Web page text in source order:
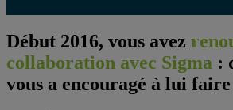
Début 2016, vous avez
collaboration avec Sigma :
vous a encouragé à lui faire